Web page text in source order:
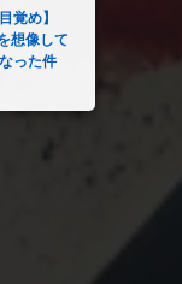
覚め】
想像して
った件